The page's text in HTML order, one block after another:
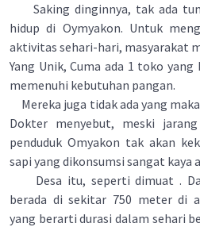
Saking dinginnya, tak ada
hidup di Oymyakon. Untuk
aktivitas sehari-hari, masyarakat
Yang Unik, Cuma ada 1 toko
memenuhi kebutuhan pangan.
Mereka juga tidak ada yang
Dokter menyebut, meski
penduduk Omyakon tak akan
sapi yang dikonsumsi sangat kaya
Desa itu, seperti dimuat .
berada di sekitar 750 meter di
yang berarti durasi dalam sehari